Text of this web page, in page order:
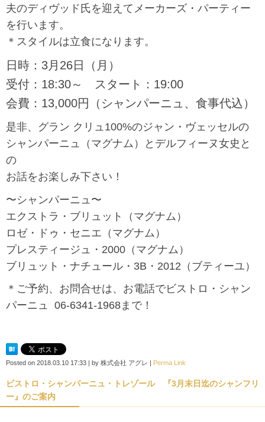
夫のディヴッド氏を迎えてメーカーズ・パーティー
を行います。
＊スタイルは立食になります。
日時：3月26日（月）
受付：18:30～ スタート：19:00
会費：13,000円（シャンパーニュ、食事代込）
是非、グラン クリュ100%のジャン・ヴェッセルの
シャンパーニュ（マグナム）とデルフィーヌ女史と
の
お話をお楽しみ下さい！
〜シャンパーニュ〜
エクストラ・ブリュット（マグナム）
ロゼ・ドゥ・セニエ（マグナム）
プレスティージュ・2000（マグナム）
ブリュット・ナチュール・3B・2012（ブティーユ）
＊ご予約、お問合せは、お電話でビストロ・シャン
パーニュ 06-6341-1968まで！
Posted on 2018.03.10 17:33 | by 株式会社 アグレ | Perma Link
ビストロ・シャンパーニュ・トレゾール 『3月末日迄のシャンフリ
ー』のご案内